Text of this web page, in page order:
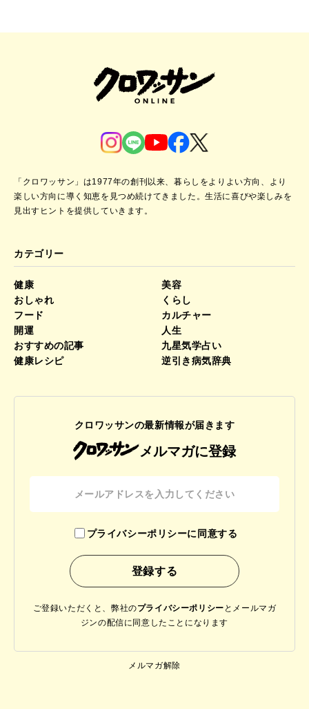
「クロワッサン」は1977年の創刊以来、暮らしをよりよい方向、より
楽しい方向に導く知恵を見つめ続けてきました。生活に喜びや楽しみを
見出すヒントを提供していきます。
カテゴリー
健康
美容
おしゃれ
くらし
フード
カルチャー
開運
人生
おすすめの記事
九星気学占い
健康レシピ
逆引き病気辞典
クロワッサンの最新情報が届きます
メルマガに登録
プライバシーポリシーに同意する
ご登録いただくと、弊社のプライバシーポリシー と メールマガ
ジンの配信に同意したことになります
メルマガ解除